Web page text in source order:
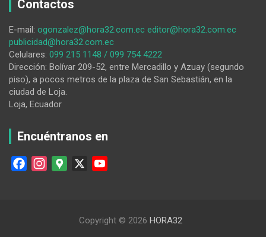
amor
cuidar
la
relación
Contactos
E-mail: ogonzalez@hora32.com.ec editor@hora32.com.ec
publicidad@hora32.com.ec
Celulares: 099 215 1148 / 099 754 4222
Dirección: Bolívar 209-52, entre Mercadillo y Azuay (segundo
piso), a pocos metros de la plaza de San Sebastián, en la
ciudad de Loja.
Loja, Ecuador
Encuéntranos en
u
Copyright © 2026 HORA32